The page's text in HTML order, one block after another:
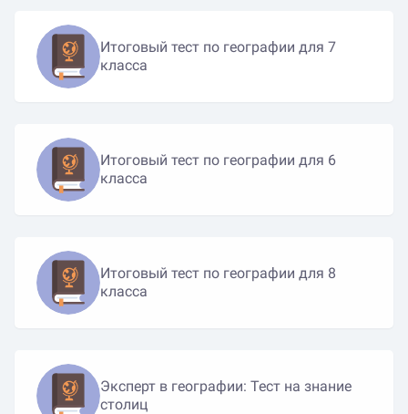
Итоговый тест по географии для 7
класса
Итоговый тест по географии для 6
класса
Итоговый тест по географии для 8
класса
Эксперт в географии: Тест на знание
столиц